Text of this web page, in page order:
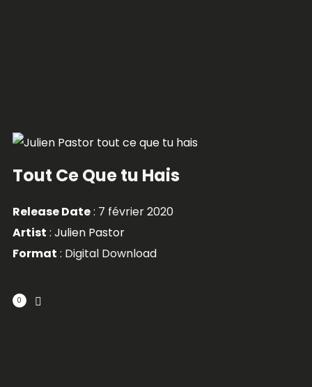
Tout Ce Que tu Hais
Release Date: 7 février 2020
Artist : Julien Pastor
Format : Digital Download
0